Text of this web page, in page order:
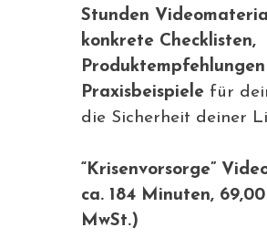
Stunden
konkrete Checklisten,
Produktempfehlungen
Praxisbeispiele für
die Sicherheit deiner
“Krisenvorsorge”
ca. 184 Minuten,
MwSt.)